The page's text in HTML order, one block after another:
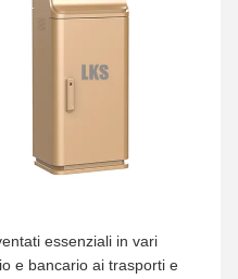
essenziali in vari
e bancario ai trasporti e